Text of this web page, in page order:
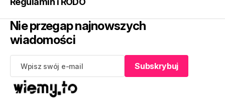
Nie przegap najnowszych
wiadomości
Subskrybuj
Subskrybuj